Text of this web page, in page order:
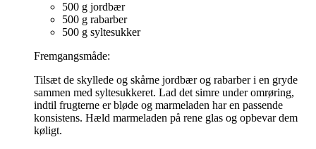
500 g jordbær
500 g rabarber
500 g syltesukker
Fremgangsmåde:
Tilsæt de skyllede og skårne jordbær og rabarber i en gryde
sammen med syltesukkeret. Lad det simre under omrøring,
indtil frugterne er bløde og marmeladen har en passende
konsistens. Hæld marmeladen på rene glas og opbevar dem
køligt.